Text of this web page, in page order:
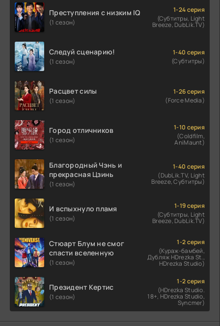
Преступления с низким IQ
(1 сезон)
1-24 серия
(Субтитры, Light
Breeze, DubLik.TV)
Следуй сценарию!
(1 сезон)
1-40 серия
(Субтитры)
Расцвет силы
(1 сезон)
1-26 серия
(Force Media)
Город отличников
(1 сезон)
1-10 серия
(Coldfilm,
AniMaunt)
Благородный Чэнь и
прекрасная Цзинь
(1 сезон)
1-40 серия
(DubLik.TV, Light
Breeze, Субтитры)
И вспыхнуло пламя
(1 сезон)
1-19 серия
(Субтитры, Light
Breeze, DubLik.TV)
Стюарт Блум не смог
спасти вселенную
(1 сезон)
1-2 серия
(Кураж-бамбей,
Дубляж HDrezka St.,
HDrezka Studio)
Президент Кертис
(1 сезон)
1-2 серия
(HDrezka Studio.
18+, HDrezka Studio,
Syncmer)